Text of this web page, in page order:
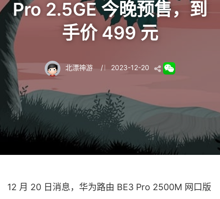
Pro 2.5GE 今晚预售，到
手价 499 元
北漂神游 / 2023-12-20
12 月 20 日消息，华为路由 BE3 Pro 2500M 网口版